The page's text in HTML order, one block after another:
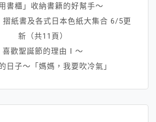
用書櫃」收納書籍的好幫手～
摺紙書及各式日本色紙大集合 6/5更
新（共11頁）
喜歡聖誕節的理由Ⅰ～
日子～「媽媽，我要吹冷氣」